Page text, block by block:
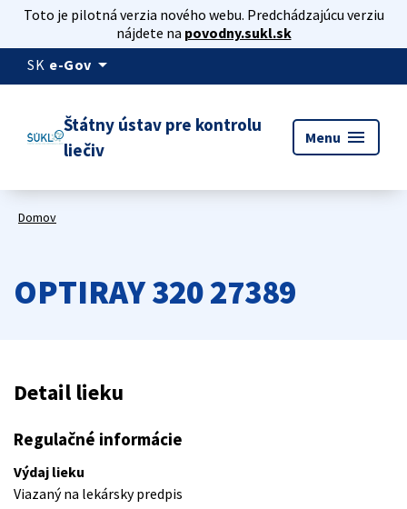
Toto je pilotná verzia nového webu. Predchádzajúcu verziu
nájdete na povodny.sukl.sk
SK e-Gov arrow_drop_down
Štátny ústav pre kontrolu
liečiv
Menu menu
Domov
OPTIRAY 320 27389
Detail lieku
Regulačné informácie
Výdaj lieku
Viazaný na lekársky predpis